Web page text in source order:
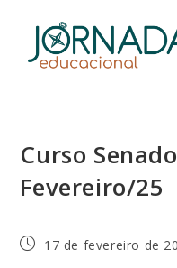
Curso
Fevereiro/25
Post17 de fevereiro de